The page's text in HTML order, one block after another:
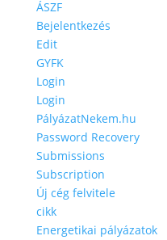
ÁSZF
Bejelentkezés
Edit
GYFK
Login
Login
PályázatNekem.hu
Password Recovery
Submissions
Subscription
Új cég felvitele
cikk
Energetikai pályázatok